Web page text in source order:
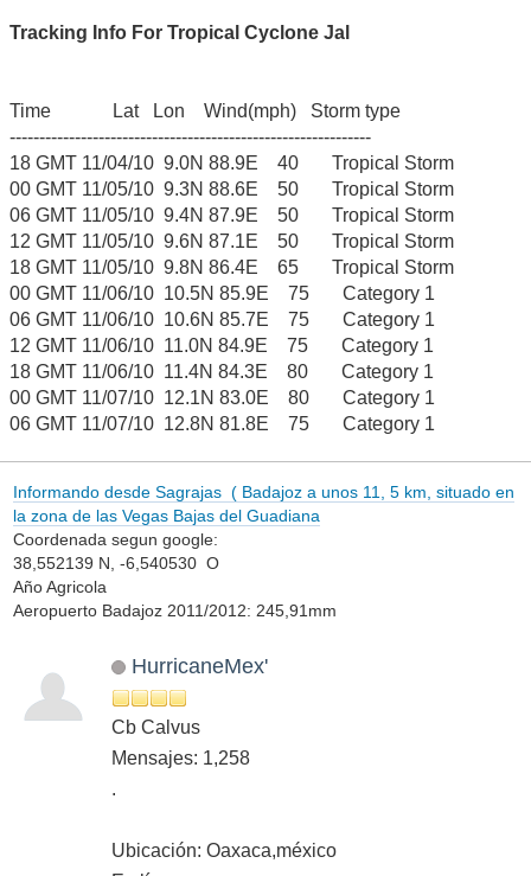
Tracking Info For Tropical Cyclone Jal
Time Lat Lon Wind(mph) Storm type
-------------------------------------------------------------
18 GMT 11/04/10 9.0N 88.9E 40 Tropical Storm
00 GMT 11/05/10 9.3N 88.6E 50 Tropical Storm
06 GMT 11/05/10 9.4N 87.9E 50 Tropical Storm
12 GMT 11/05/10 9.6N 87.1E 50 Tropical Storm
18 GMT 11/05/10 9.8N 86.4E 65 Tropical Storm
00 GMT 11/06/10 10.5N 85.9E 75 Category 1
06 GMT 11/06/10 10.6N 85.7E 75 Category 1
12 GMT 11/06/10 11.0N 84.9E 75 Category 1
18 GMT 11/06/10 11.4N 84.3E 80 Category 1
00 GMT 11/07/10 12.1N 83.0E 80 Category 1
06 GMT 11/07/10 12.8N 81.8E 75 Category 1
Informando desde Sagrajas ( Badajoz a unos 11, 5 km, situado en
la zona de las Vegas Bajas del Guadiana
Coordenada segun google:
38,552139 N, -6,540530 O
Año Agricola
Aeropuerto Badajoz 2011/2012: 245,91mm
HurricaneMex'
Cb Calvus
Mensajes: 1,258
.
Ubicación: Oaxaca,méxico